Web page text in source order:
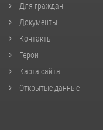
Для граждан
Документы
Контакты
Герои
Карта сайта
Открытые данные